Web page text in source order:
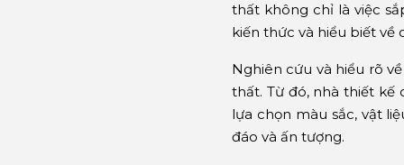
thất không chỉ là việc
kiến thức và hiểu biết về
Nghiên cứu và hiểu rõ
thất. Từ đó, nhà thiết kế
lựa chọn màu sắc, vật
đáo và ấn tượng.